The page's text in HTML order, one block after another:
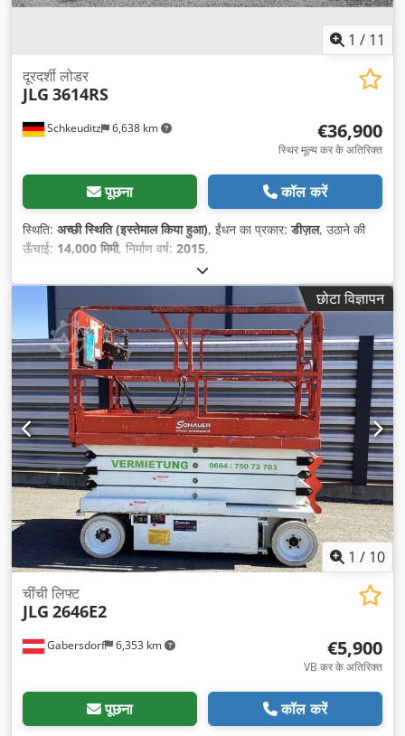
1 / 11
Schkeuditz 6,638 km
दूरदर्शी लोडर
JLG 3614RS
€36,900
स्थिर मूल्य कर के अतिरिक्त
पूछना कॉल करें
स्थिति: अच्छी स्थिति (इस्तेमाल किया हुआ), ईंधन का प्रकार:डीज़ल, उठाने की
ऊँचाई: 14,000 मिमी, निर्माण वर्ष: 2015,
छोटा विज्ञापन
1 / 10
Gabersdorf 6,353 km
चींची लिफ्ट
JLG 2646E2
€5,900
VB कर के अतिरिक्त
पूछना कॉल करें